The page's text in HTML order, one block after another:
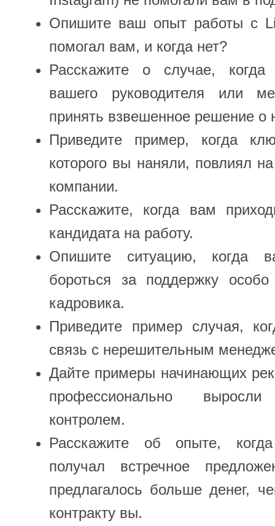
Опишите ваш опыт работы с
помогал вам, и когда нет?
Расскажите о случае,
вашего руководителя или
принять взвешенное решение о
Приведите пример, когда
которого вы наняли, повлиял
компании.
Расскажите, когда вам
кандидата на работу.
Опишите ситуацию, когда
бороться за поддержку особо
кадровика.
Приведите пример случая,
связь с нерешительным
Дайте примеры начинающих
профессионально
контролем.
Расскажите об опыте,
получал встречное
предлагалось больше денег,
контракту вы.